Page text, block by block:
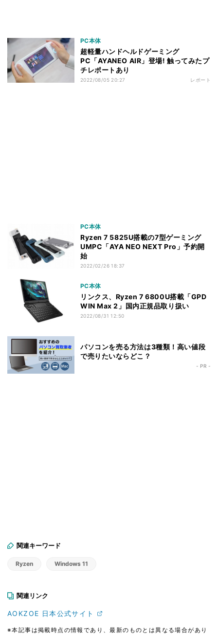
PC本体
超軽量ハンドヘルドゲーミング
PC「AYANEO AIR」登場! 触ってみたプ
チレポートあり
2022/08/05 20:27 レポート
PC本体
Ryzen 7 5825U搭載の7型ゲーミング
UMPC「AYA NEO NEXT Pro」予約開
始
2022/02/26 18:37
PC本体
リンクス、Ryzen 7 6800U搭載「GPD
WIN Max 2」国内正規品取り扱い
2022/08/31 12:50
パソコンを売る方法は3種類！高い値段
で売りたいならどこ？
- PR -
関連キーワード
Ryzen Windows 11
関連リンク
AOKZOE 日本公式サイト
※本記事は掲載時点の情報であり、最新のものとは異なる場合があり